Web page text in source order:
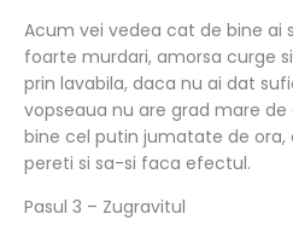
Acum vei vedea cat de bine ai
foarte murdari, amorsa curge
prin lavabila, daca nu ai dat
vopseaua nu are grad mare de
bine cel putin jumatate de ora,
pereti si sa-si faca efectul.
Pasul 3 – Zugravitul